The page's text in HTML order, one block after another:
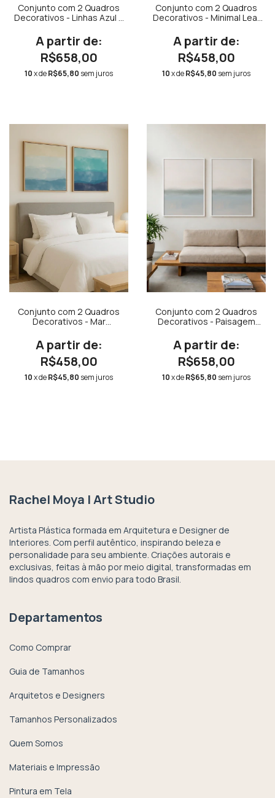
Conjunto com 2 Quadros
Decorativos - Linhas Azul +
R$658,00
10x deR$65,80 sem juros
Conjunto com 2 Quadros
Decorativos - Minimal Leaf
02 Quadrado
R$458,00
10x deR$45,80 sem juros
Conjunto com 2 Quadros
Decorativos - Mar
Quadrado
R$458,00
10x deR$45,80 sem juros
Conjunto com 2 Quadros
Decorativos - Paisagem
R$658,00
10x deR$65,80 sem juros
Rachel Moya | Art Studio
Artista Plástica formada em Arquitetura e Designer de
Interiores. Com perfil autêntico, inspirando beleza e
personalidade para seu ambiente. Criações autorais e
exclusivas, feitas à mão por meio digital, transformadas em
lindos quadros com envio para todo Brasil.
Departamentos
Como Comprar
Guia de Tamanhos
Arquitetos e Designers
Tamanhos Personalizados
Quem Somos
Materiais e Impressão
Pintura em Tela